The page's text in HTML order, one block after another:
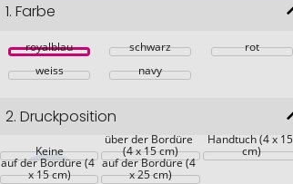
1.Farbe
royalblau schwarz
rot
weiss
navy
2.Druckposition
Keine
über der Bordüre
(4 x 15 cm)
Handtuch (4 x 15
cm)
auf der Bordüre (4
x 15 cm)
auf der Bordüre (4
x 25 cm)